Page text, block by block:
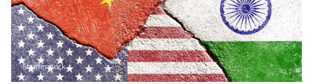
Shutterstock